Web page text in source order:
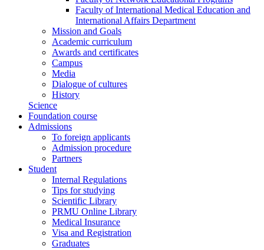
Faculty of International Medical Education and
International Affairs Department
Mission and Goals
Academic curriculum
Awards and certificates
Campus
Media
Dialogue of cultures
History
Science
Foundation course
Admissions
To foreign applicants
Admission procedure
Partners
Student
Internal Regulations
Tips for studying
Scientific Library
PRMU Online Library
Medical Insurance
Visa and Registration
Graduates